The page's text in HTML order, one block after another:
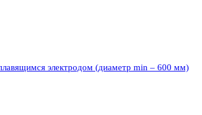
электродом (диаметр min – 600 мм)